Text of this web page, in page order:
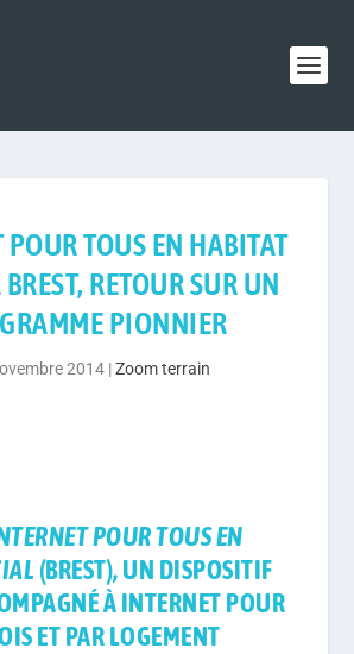
POUR TOUS EN HABITAT
RETOUR SUR UN
PIONNIER
2014|Zoom terrain
POUR TOUS EN
(BREST), UN DISPOSITIF
À INTERNET POUR
ET PAR LOGEMENT